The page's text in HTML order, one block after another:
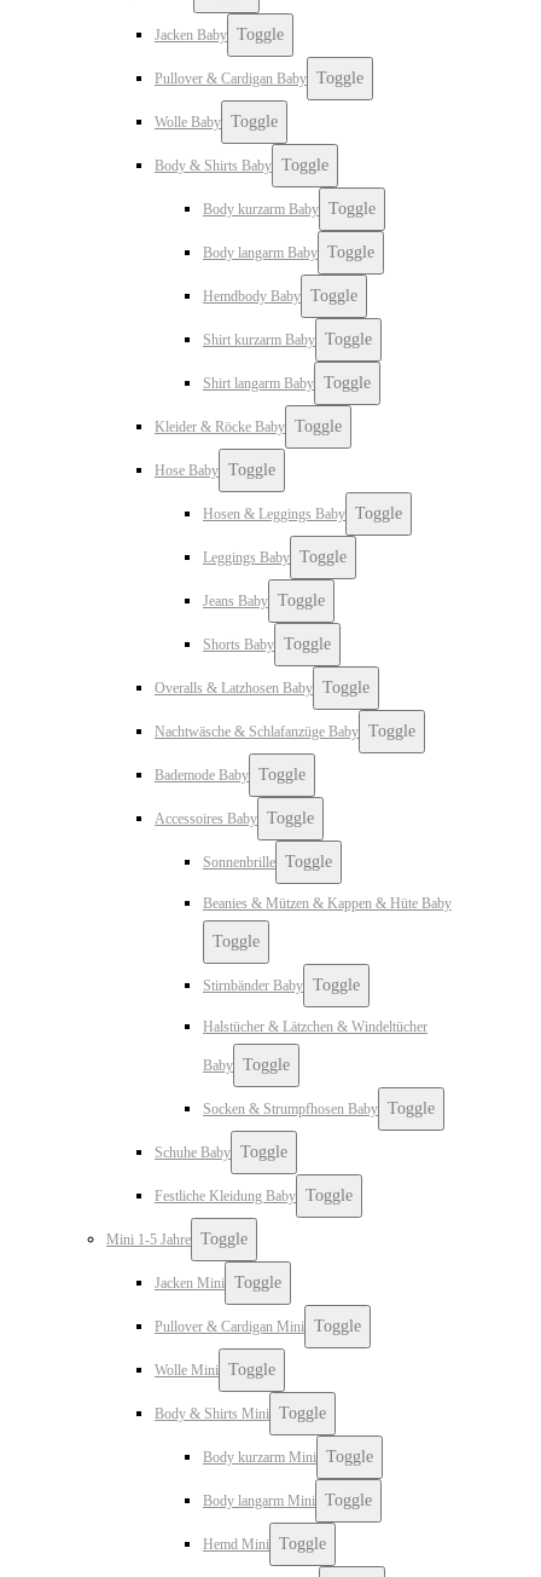
Jacken Baby Toggle
Pullover & Cardigan Baby Toggle
Wolle Baby Toggle
Body & Shirts Baby Toggle
Body kurzarm Baby Toggle
Body langarm Baby Toggle
Hemdbody Baby Toggle
Shirt kurzarm Baby Toggle
Shirt langarm Baby Toggle
Kleider & Röcke Baby Toggle
Hose Baby Toggle
Hosen & Leggings Baby Toggle
Leggings Baby Toggle
Jeans Baby Toggle
Shorts Baby Toggle
Overalls & Latzhosen Baby Toggle
Nachtwäsche & Schlafanzüge Baby Toggle
Bademode Baby Toggle
Accessoires Baby Toggle
Sonnenbrille Toggle
Beanies & Mützen & Kappen & Hüte Baby
Toggle
Stirnbänder Baby Toggle
Halstücher & Lätzchen & Windeltücher
Baby Toggle
Socken & Strumpfhosen Baby Toggle
Schuhe Baby Toggle
Festliche Kleidung Baby Toggle
Mini 1-5 Jahre Toggle
Jacken Mini Toggle
Pullover & Cardigan Mini Toggle
Wolle Mini Toggle
Body & Shirts Mini Toggle
Body kurzarm Mini Toggle
Body langarm Mini Toggle
Hemd Mini Toggle